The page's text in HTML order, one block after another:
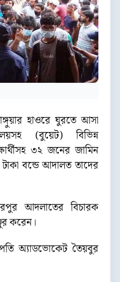
হাওরে ঘুরতে আসা
(বুয়েট) বিভিন্ন
৩২ জনের জামিন
বন্ডে আদালত তাদের
আদলাতের বিচারক
করেন।
অ্যাডভোকেট তৈয়বুর